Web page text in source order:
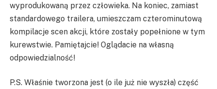
wyprodukowaną przez człowieka. Na koniec, zamiast
standardowego trailera, umieszczam czterominutową
kompilacje scen akcji, które zostały popełnione w tym
kurewstwie. Pamiętajcie! Oglądacie na własną
odpowiedzialność!
P.S. Właśnie tworzona jest (o ile już nie wyszła) część